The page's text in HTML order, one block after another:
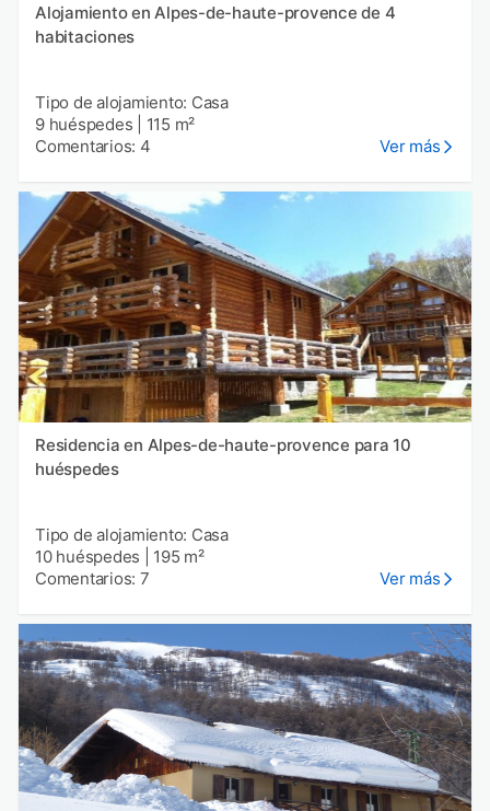
Alojamiento en Alpes-de-haute-provence de 4
habitaciones
Tipo de alojamiento: Casa
9 huéspedes
115 m²
Comentarios: 4
Ver más
Residencia en Alpes-de-haute-provence para 10
huéspedes
Tipo de alojamiento: Casa
10 huéspedes
195 m²
Comentarios: 7
Ver más